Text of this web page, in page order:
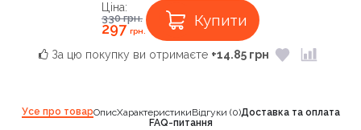
Ціна:
330грн.
297грн.
Купити
За цю покупку ви отримаєте +14.85 грн
Усе про товарОписХарактеристикиВідгуки (0)Доставка та оплата
FAQ-питання